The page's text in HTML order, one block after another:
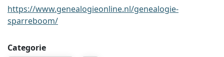
https://www.genealogieonline.nl/genealogie-
sparreboom/
Categorie